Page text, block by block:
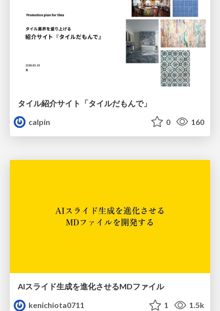
タイル紹介サイト「タイルだもんで」
calpin
0 160
AIスライド生成を進化させるMDファイル
kenichiota0711
1 1.5k